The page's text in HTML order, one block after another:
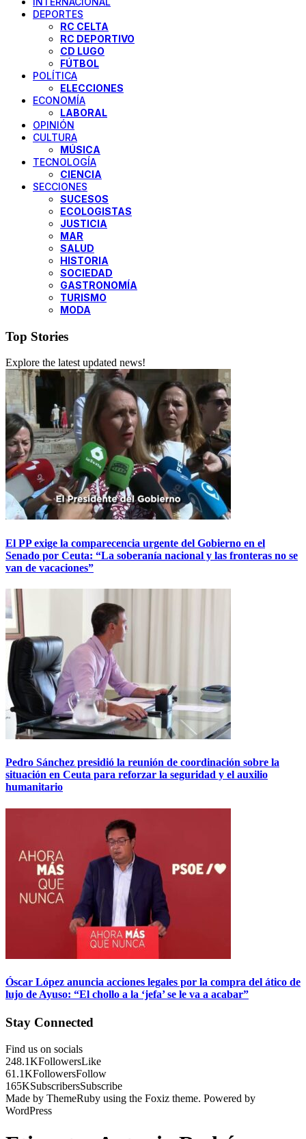
DEPORTES
RC CELTA
RC DEPORTIVO
CD LUGO
FÚTBOL
POLÍTICA
ELECCIONES
ECONOMÍA
LABORAL
OPINIÓN
CULTURA
MÚSICA
TECNOLOGÍA
CIENCIA
SECCIONES
SUCESOS
ECOLOGISTAS
JUSTICIA
MAR
SALUD
HISTORIA
SOCIEDAD
GASTRONOMÍA
TURISMO
MODA
Top Stories
Explore the latest updated news!
El PP exige la comparecencia urgente del Gobierno en el
Senado por Ceuta: “La soberanía nacional y las fronteras no se
van de vacaciones”
Pedro Sánchez presidió la reunión de coordinación sobre la
situación en Ceuta para reforzar la seguridad y el auxilio
humanitario
Óscar López anuncia acciones legales por la compra del ático de
lujo de Ayuso: “El chollo a la ‘jefa’ se le va a acabar”
Stay Connected
Find us on socials
248.1KFollowersLike
61.1KFollowersFollow
165KSubscribersSubscribe
Made by ThemeRuby using the Foxiz theme. Powered by
WordPress